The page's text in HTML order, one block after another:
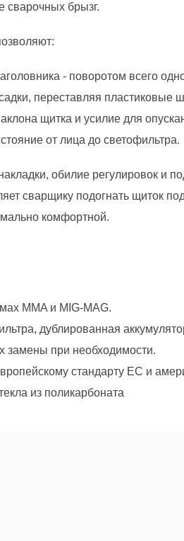
сварочных брызг.
- поворотом всего
переставляя пластиковые
щитка и усилие для
от лица до светофильтра.
обилие регулировок и
сварщику подогнать щиток
комфортной.
MMA и MIG-MAG.
дублированная
замены при необходимости.
стандарту ЕС и
из поликарбоната